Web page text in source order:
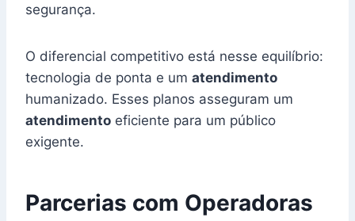
segurança.
O diferencial competitivo está nesse equilíbrio:
tecnologia de ponta e um atendimento
humanizado. Esses planos asseguram um
atendimento eficiente para um público
exigente.
Parcerias com Operadoras